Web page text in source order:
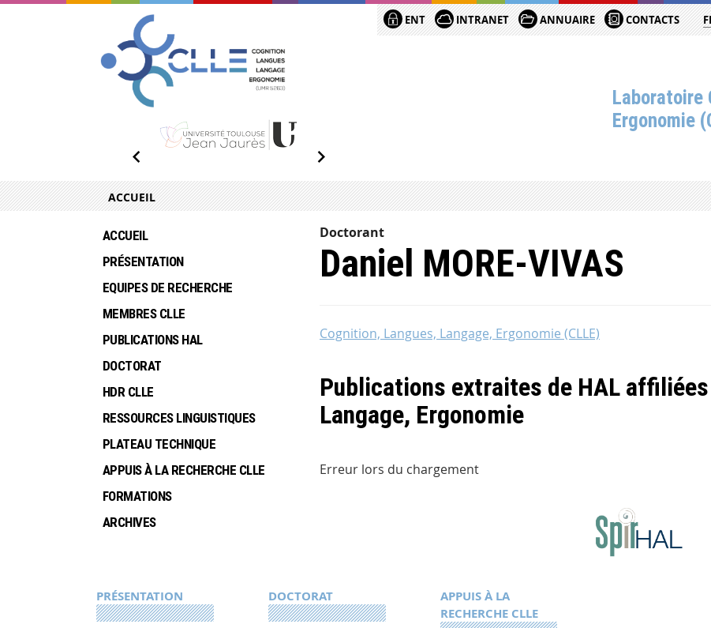
ENT INTRANET ANNUAIRE CONTACTS
Laboratoire
Ergonomie
ACCUEIL
Doctorant
Daniel MORE-VIVAS
Cognition, Langues, Langage, Ergonomie (CLLE)
Publications extraites de HAL
Langage, Ergonomie
Erreur lors du chargement
ACCUEIL
PRÉSENTATION
EQUIPES DE RECHERCHE
MEMBRES CLLE
PUBLICATIONS HAL
DOCTORAT
HDR CLLE
RESSOURCES LINGUISTIQUES
PLATEAU TECHNIQUE
APPUIS À LA RECHERCHE CLLE
FORMATIONS
ARCHIVES
PRÉSENTATION DOCTORAT
APPUIS À LA
RECHERCHE CLLE